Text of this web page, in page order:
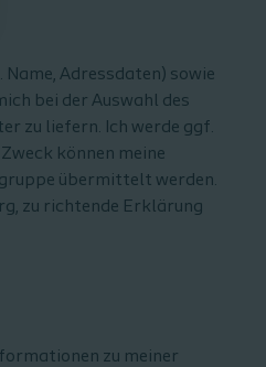
Adressdaten) sowie
bei der Auswahl des
zu liefern. Ich werde ggf.
können meine
übermittelt werden.
zu richtende Erklärung
zu meiner